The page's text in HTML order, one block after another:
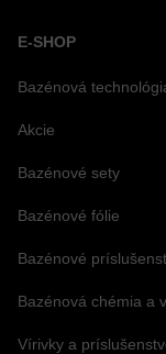
E-SHOP
Bazénová
Akcie
Bazénové sety
Bazénové fólie
Bazénové
Bazénová chémia a
Vírivky a